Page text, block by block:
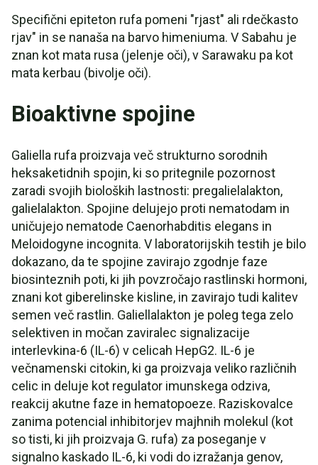
Specifični epiteton rufa pomeni "rjast" ali rdečkasto
rjav" in se nanaša na barvo himeniuma. V Sabahu je
znan kot mata rusa (jelenje oči), v Sarawaku pa kot
mata kerbau (bivolje oči).
Bioaktivne spojine
Galiella rufa proizvaja več strukturno sorodnih
heksaketidnih spojin, ki so pritegnile pozornost
zaradi svojih bioloških lastnosti: pregalielalakton,
galielalakton. Spojine delujejo proti nematodam in
uničujejo nematode Caenorhabditis elegans in
Meloidogyne incognita. V laboratorijskih testih je bilo
dokazano, da te spojine zavirajo zgodnje faze
biosinteznih poti, ki jih povzročajo rastlinski hormoni,
znani kot giberelinske kisline, in zavirajo tudi kalitev
semen več rastlin. Galiellalakton je poleg tega zelo
selektiven in močan zaviralec signalizacije
interlevkina-6 (IL-6) v celicah HepG2. IL-6 je
večnamenski citokin, ki ga proizvaja veliko različnih
celic in deluje kot regulator imunskega odziva,
reakcij akutne faze in hematopoeze. Raziskovalce
zanima potencial inhibitorjev majhnih molekul (kot
so tisti, ki jih proizvaja G. rufa) za poseganje v
signalno kaskado IL-6, ki vodi do izražanja genov,